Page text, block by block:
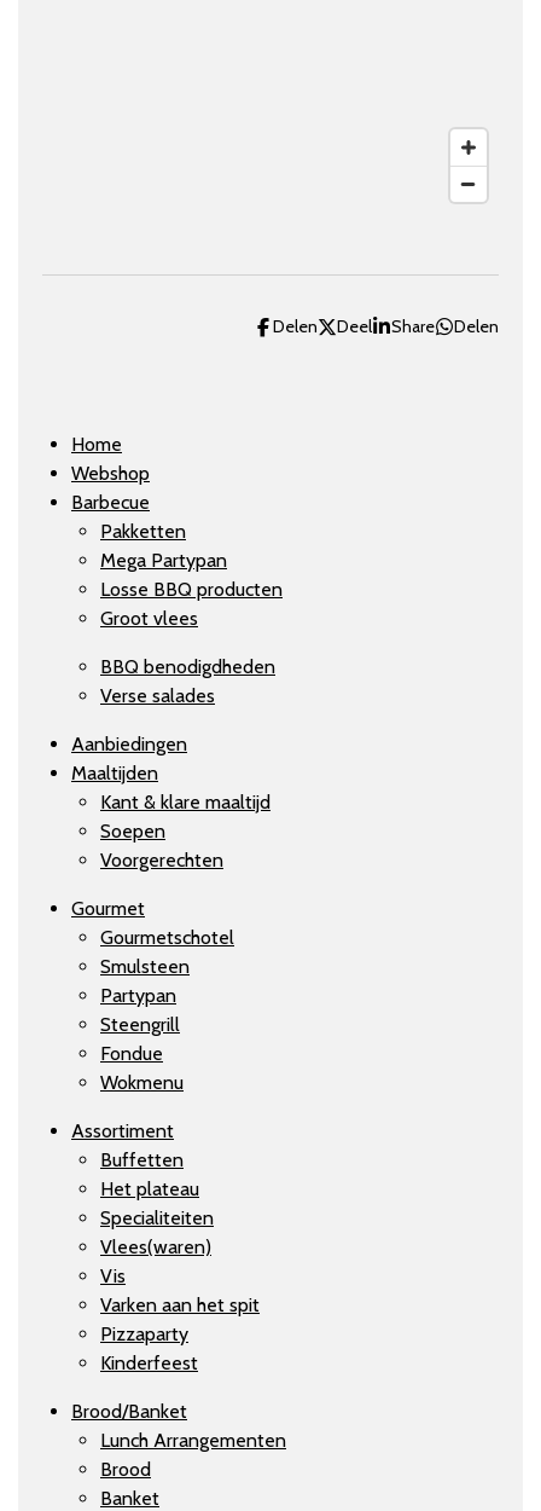
Delen Deel Share Delen
Home
Webshop
Barbecue
Pakketten
Mega Partypan
Losse BBQ producten
Groot vlees
BBQ benodigdheden
Verse salades
Aanbiedingen
Maaltijden
Kant & klare maaltijd
Soepen
Voorgerechten
Gourmet
Gourmetschotel
Smulsteen
Partypan
Steengrill
Fondue
Wokmenu
Assortiment
Buffetten
Het plateau
Specialiteiten
Vlees(waren)
Vis
Varken aan het spit
Pizzaparty
Kinderfeest
Brood/Banket
Lunch Arrangementen
Brood
Banket